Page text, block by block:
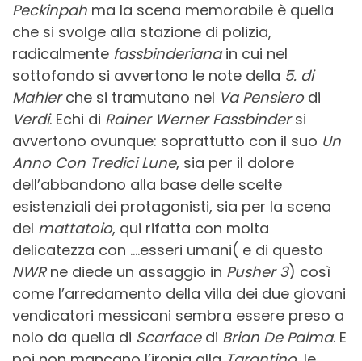
Peckinpah ma la scena memorabile è quella
che si svolge alla stazione di polizia,
radicalmente fassbinderianain cui nel
sottofondo si avvertono le note della 5. di
Mahlerche si tramutano nel Va Pensierodi
Verdi. Echi di Rainer Werner Fassbindersi
avvertono ovunque: soprattutto con il suo Un
Anno Con Tredici Lune, sia per il dolore
dell’abbandono alla base delle scelte
esistenziali dei protagonisti, sia per la scena
del mattatoio, qui rifatta con molta
delicatezza con ….esseri umani( e di questo
NWRne diede un assaggio in Pusher 3) così
come l’arredamento della villa dei due giovani
vendicatori messicani sembra essere preso a
nolo da quella di Scarfacedi Brian De Palma. E